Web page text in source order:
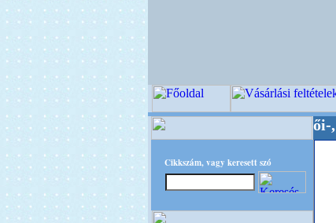
Cikkszám, vagy keresett szó
Minőségi Virágkötészeti-, Esküvői-,